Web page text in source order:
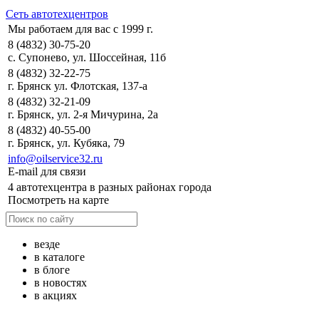
Сеть автотехцентров
Мы работаем для вас с 1999 г.
8 (4832) 30-75-20
с. Супонево, ул. Шоссейная, 11б
8 (4832) 32-22-75
г. Брянск ул. Флотская, 137-а
8 (4832) 32-21-09
г. Брянск, ул. 2-я Мичурина, 2а
8 (4832) 40-55-00
г. Брянск, ул. Кубяка, 79
info@oilservice32.ru
E-mail для связи
4 автотехцентра в разных районах города
Посмотреть на карте
везде
в каталоге
в блоге
в новостях
в акциях